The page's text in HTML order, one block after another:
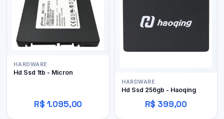
HARDWARE
Hd Ssd 1tb - Micron
R$ 1.095,00
HARDWARE
Hd Ssd 256gb - Haoqing
R$ 399,00